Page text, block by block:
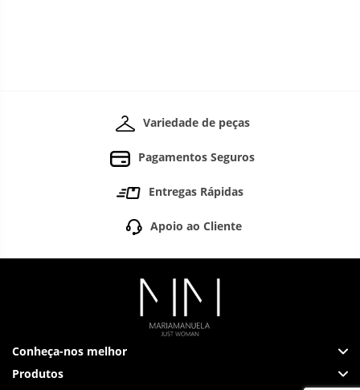
Variedade de peças
Pagamentos Seguros
Entregas Rápidas
Apoio ao Cliente
Conheça-nos melhor
Produtos